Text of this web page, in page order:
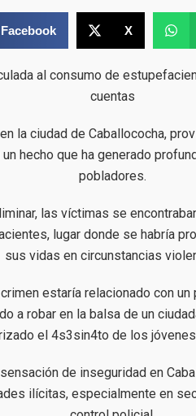
Facebook X
al consumo de
cuentas
la ciudad de Caballococha,
hecho que ha generado
pobladores.
las víctimas se
lugar donde se habría
sus vidas en circunstancias
estaría relacionado con
a robar en la balsa de un
el 4s3sin4to de los
de inseguridad en
ilícitas, especialmente en